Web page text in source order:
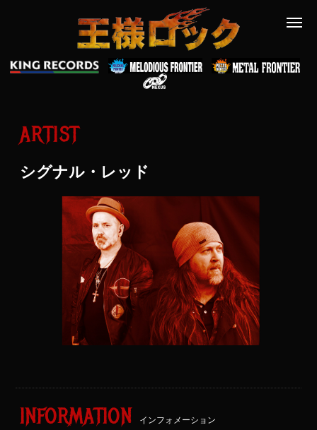
ARTIST
シグナル・レッド
INFORMATION インフォメーション